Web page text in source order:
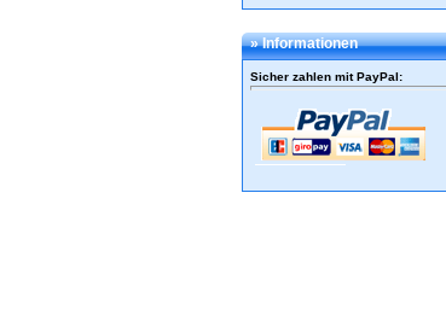
» Informationen
Sicher zahlen mit PayPal: